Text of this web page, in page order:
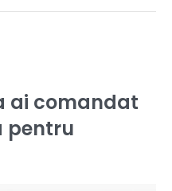
ai comandat
pentru